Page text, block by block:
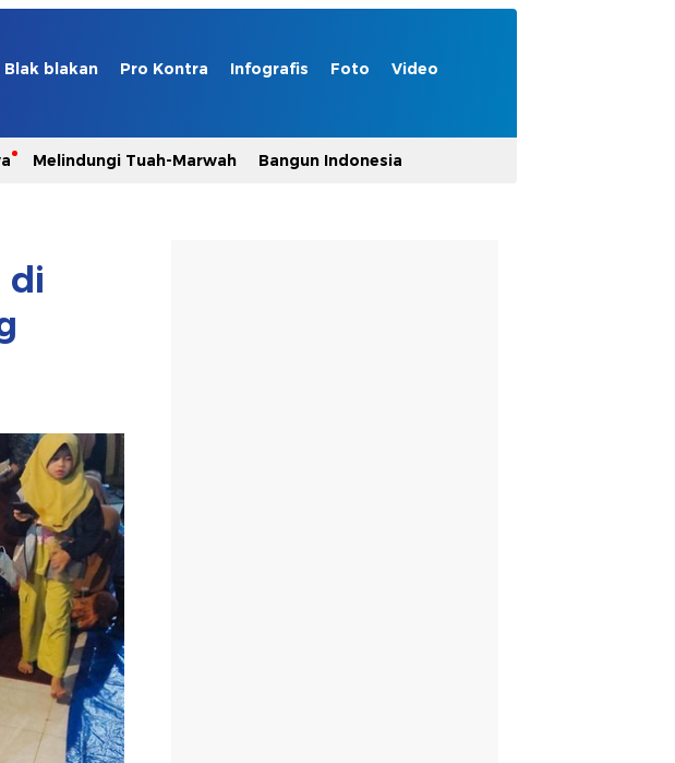
Blak blakan Pro Kontra Infografis Foto Video
Melindungi Tuah-Marwah Bangun Indonesia
di